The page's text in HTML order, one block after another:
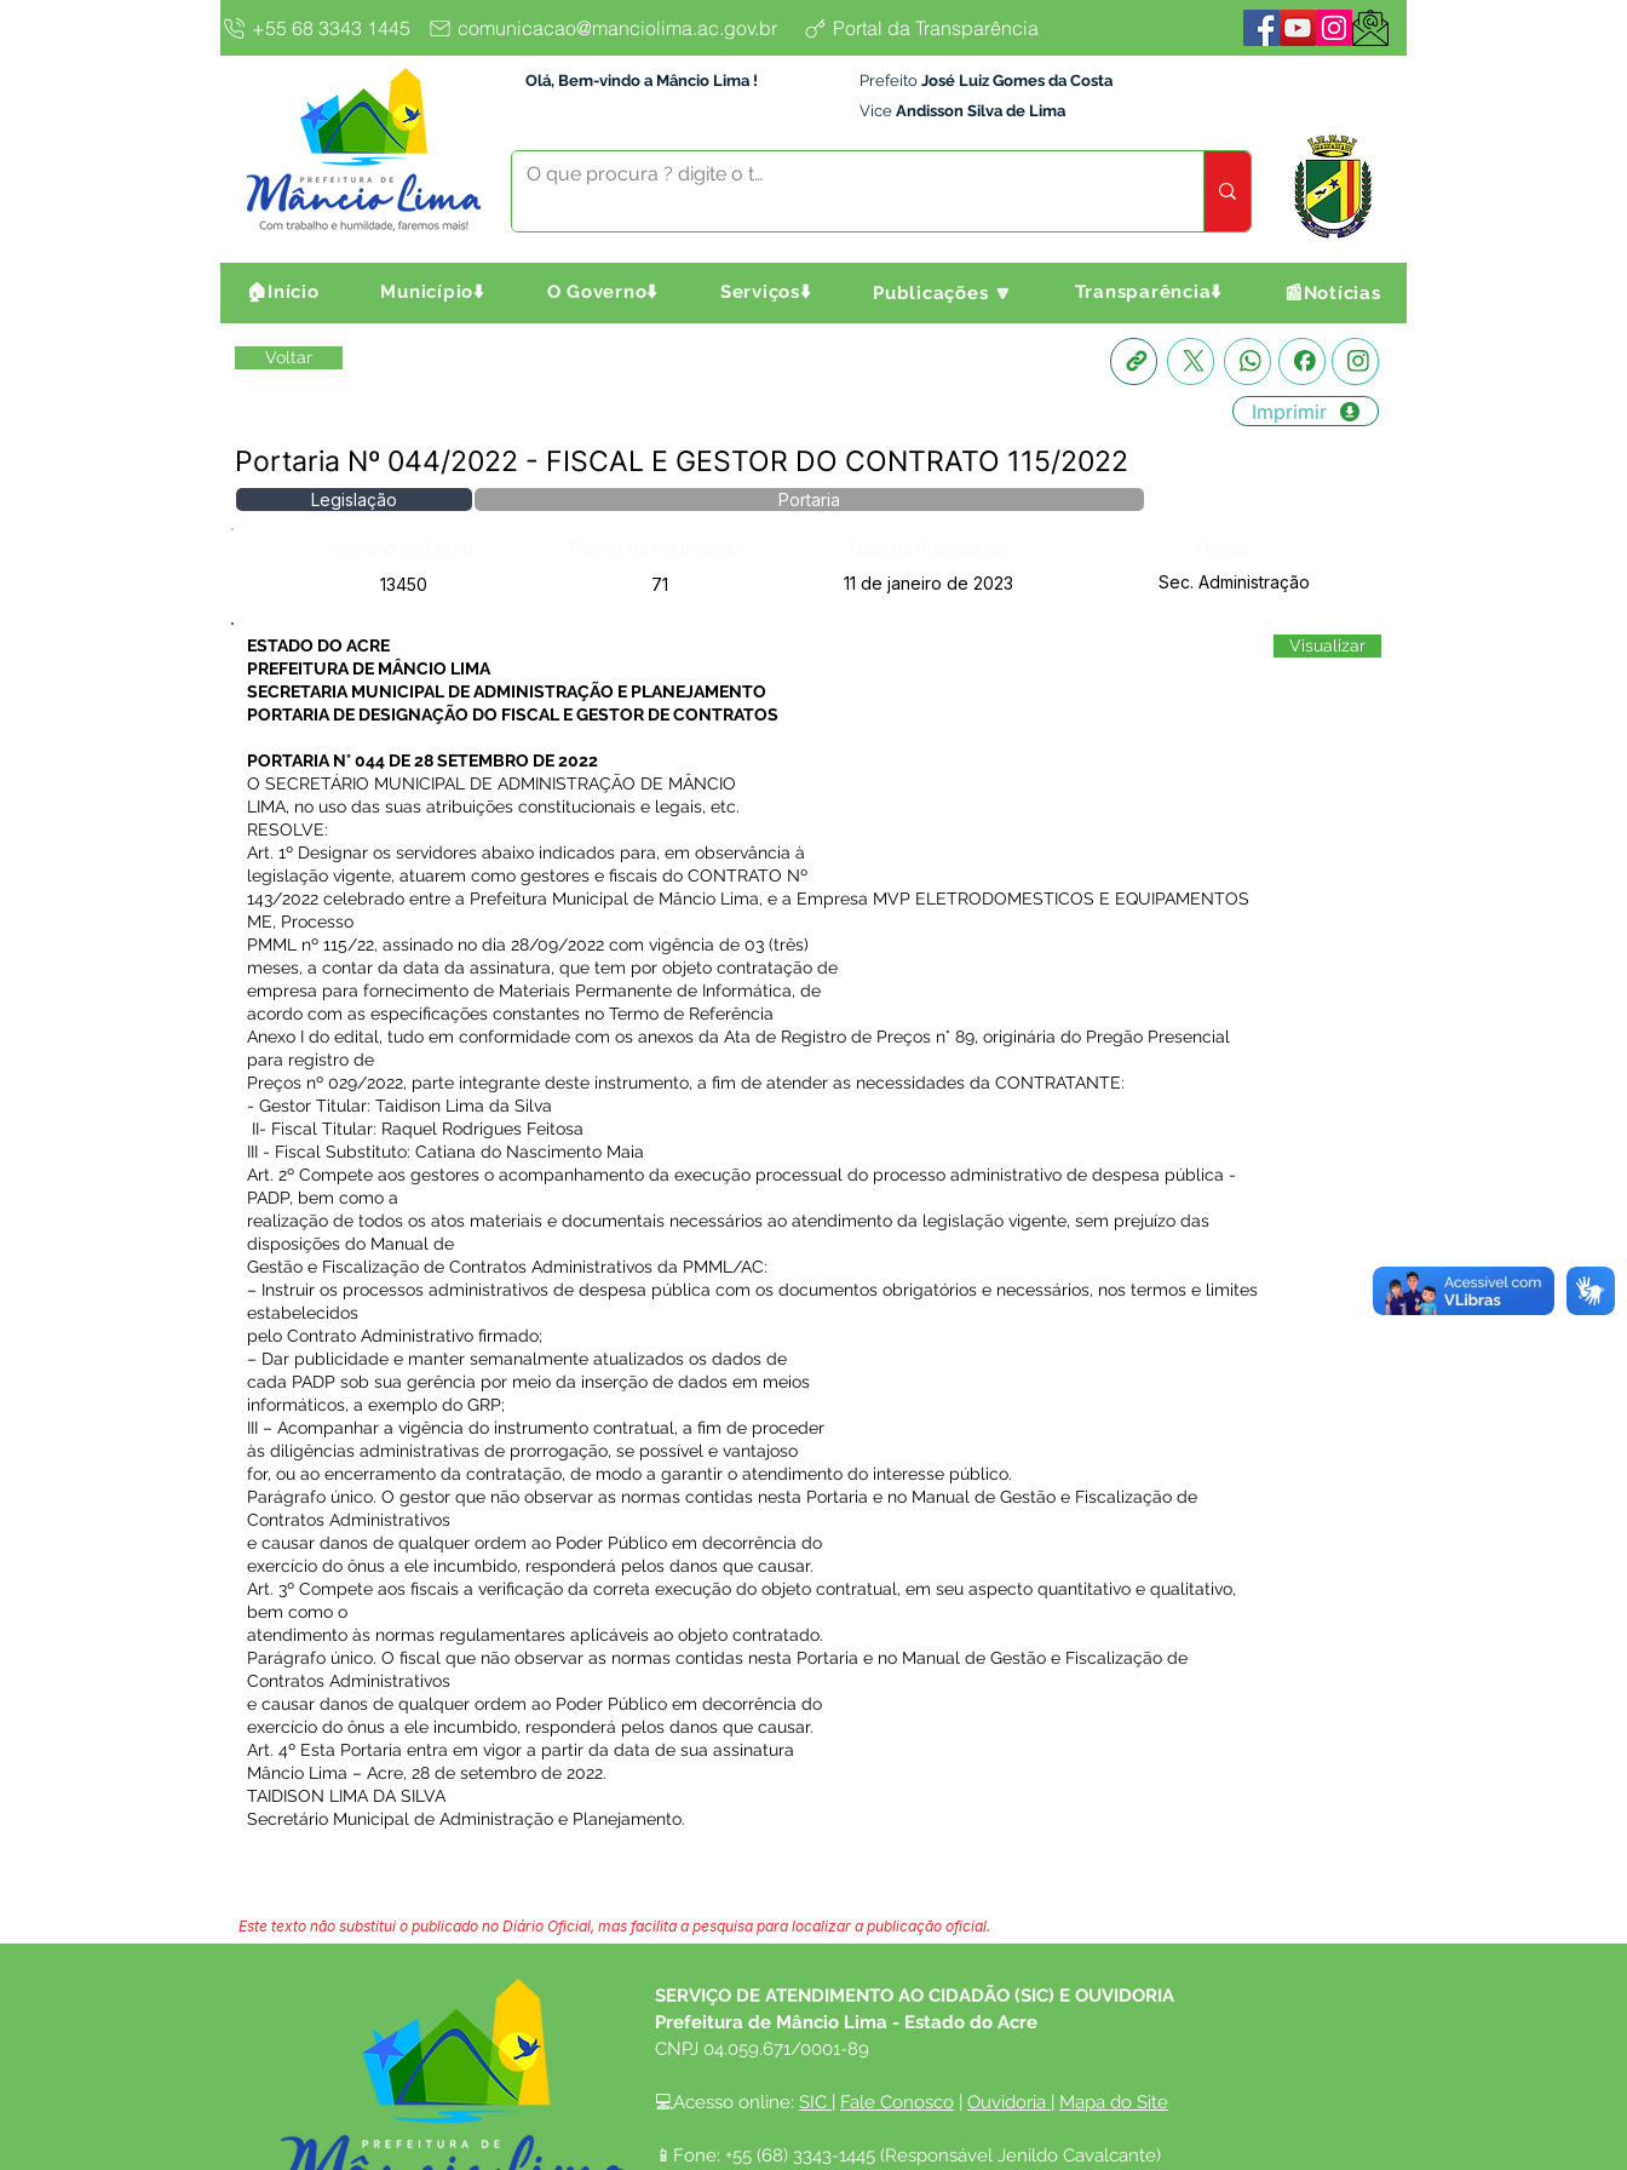
+55 68 3343 1445 comunicacao@manciolima.ac.gov.br Portal da Transparência
Olá, Bem-vindo a Mâncio Lima ! Prefeito José Luiz Gomes da Costa
Vice Andisson Silva de Lima
🏠Início Município⬇️ O Governo⬇️ Serviços⬇️ Publicações 🔽 Transparência⬇️ 📰Notícias
Voltar
Imprimir
Portaria Nº 044/2022 - FISCAL E GESTOR DO CONTRATO 115/2022
Legislação Portaria
13450
71 11 de janeiro de 2023 Sec. Administração
ESTADO DO ACRE
PREFEITURA DE MÂNCIO LIMA
SECRETARIA MUNICIPAL DE ADMINISTRAÇÃO E PLANEJAMENTO
PORTARIA DE DESIGNAÇÃO DO FISCAL E GESTOR DE CONTRATOS
PORTARIA N° 044 DE 28 SETEMBRO DE 2022
O SECRETÁRIO MUNICIPAL DE ADMINISTRAÇÃO DE MÂNCIO
LIMA, no uso das suas atribuições constitucionais e legais, etc.
RESOLVE:
Art. 1º Designar os servidores abaixo indicados para, em observância à
legislação vigente, atuarem como gestores e fiscais do CONTRATO Nº
143/2022 celebrado entre a Prefeitura Municipal de Mâncio Lima, e a Empresa MVP ELETRODOMESTICOS E EQUIPAMENTOS
ME, Processo
PMML nº 115/22, assinado no dia 28/09/2022 com vigência de 03 (três)
meses, a contar da data da assinatura, que tem por objeto contratação de
empresa para fornecimento de Materiais Permanente de Informática, de
acordo com as especificações constantes no Termo de Referência
Anexo I do edital, tudo em conformidade com os anexos da Ata de Registro de Preços n° 89, originária do Pregão Presencial
para registro de
Preços nº 029/2022, parte integrante deste instrumento, a fim de atender as necessidades da CONTRATANTE:
- Gestor Titular: Taidison Lima da Silva
II- Fiscal Titular: Raquel Rodrigues Feitosa
III - Fiscal Substituto: Catiana do Nascimento Maia
Art. 2º Compete aos gestores o acompanhamento da execução processual do processo administrativo de despesa pública -
PADP, bem como a
realização de todos os atos materiais e documentais necessários ao atendimento da legislação vigente, sem prejuízo das
disposições do Manual de
Gestão e Fiscalização de Contratos Administrativos da PMML/AC:
– Instruir os processos administrativos de despesa pública com os documentos obrigatórios e necessários, nos termos e limites
estabelecidos
pelo Contrato Administrativo firmado;
– Dar publicidade e manter semanalmente atualizados os dados de
cada PADP sob sua gerência por meio da inserção de dados em meios
informáticos, a exemplo do GRP;
III – Acompanhar a vigência do instrumento contratual, a fim de proceder
às diligências administrativas de prorrogação, se possível e vantajoso
for, ou ao encerramento da contratação, de modo a garantir o atendimento do interesse público.
Parágrafo único. O gestor que não observar as normas contidas nesta Portaria e no Manual de Gestão e Fiscalização de
Contratos Administrativos
e causar danos de qualquer ordem ao Poder Público em decorrência do
exercício do ônus a ele incumbido, responderá pelos danos que causar.
Art. 3º Compete aos fiscais a verificação da correta execução do objeto contratual, em seu aspecto quantitativo e qualitativo,
bem como o
atendimento às normas regulamentares aplicáveis ao objeto contratado.
Parágrafo único. O fiscal que não observar as normas contidas nesta Portaria e no Manual de Gestão e Fiscalização de
Contratos Administrativos
e causar danos de qualquer ordem ao Poder Público em decorrência do
exercício do ônus a ele incumbido, responderá pelos danos que causar.
Art. 4º Esta Portaria entra em vigor a partir da data de sua assinatura
Mâncio Lima – Acre, 28 de setembro de 2022.
TAIDISON LIMA DA SILVA
Secretário Municipal de Administração e Planejamento.
Visualizar
Este texto não substitui o publicado no Diário Oficial, mas facilita a pesquisa para localizar a publicação oficial.
SERVIÇO DE ATENDIMENTO AO CIDADÃO (SIC) E OUVIDORIA
Prefeitura de Mâncio Lima - Estado do Acre
CNPJ 04.059.671/0001-89
💻Acesso online: SIC | Fale Conosco | Ouvidoria | Mapa do Site
📱Fone: +55 (68) 3343-1445 (Responsável Jenildo Cavalcante)